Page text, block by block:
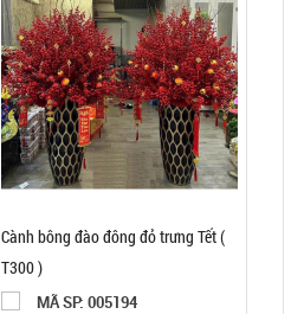
Cành bông đào đông đỏ trưng Tết (
T300 )
MÃ SP: 005194